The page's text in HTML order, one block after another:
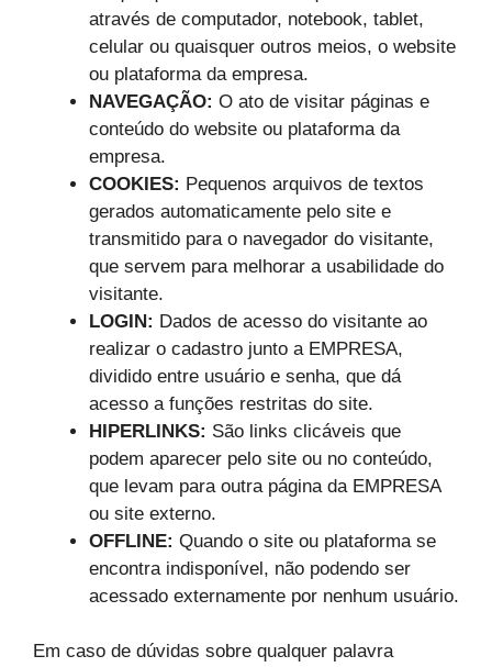
através de computador, notebook, tablet,
celular ou quaisquer outros meios, o website
ou plataforma da empresa.
NAVEGAÇÃO: O ato de visitar páginas e
conteúdo do website ou plataforma da
empresa.
COOKIES: Pequenos arquivos de textos
gerados automaticamente pelo site e
transmitido para o navegador do visitante,
que servem para melhorar a usabilidade do
visitante.
LOGIN: Dados de acesso do visitante ao
realizar o cadastro junto a EMPRESA,
dividido entre usuário e senha, que dá
acesso a funções restritas do site.
HIPERLINKS: São links clicáveis que
podem aparecer pelo site ou no conteúdo,
que levam para outra página da EMPRESA
ou site externo.
OFFLINE: Quando o site ou plataforma se
encontra indisponível, não podendo ser
acessado externamente por nenhum usuário.
Em caso de dúvidas sobre qualquer palavra